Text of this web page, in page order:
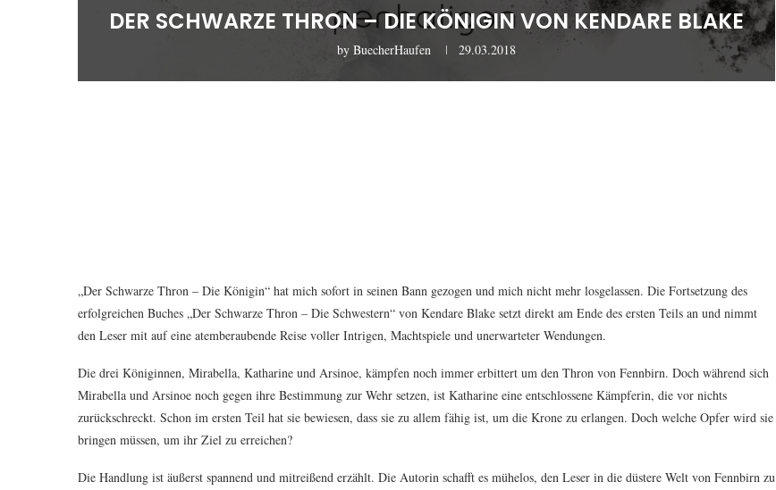
DER SCHWARZE THRON – DIE KÖNIGIN VON KENDARE BLAKE
by BuecherHaufen 29.03.2018
„Der Schwarze Thron – Die Königin“ hat mich sofort in seinen Bann gezogen und mich nicht mehr losgelassen. Die Fortsetzung des
erfolgreichen Buches „Der Schwarze Thron – Die Schwestern“ von Kendare Blake setzt direkt am Ende des ersten Teils an und nimmt
den Leser mit auf eine atemberaubende Reise voller Intrigen, Machtspiele und unerwarteter Wendungen.
Die drei Königinnen, Mirabella, Katharine und Arsinoe, kämpfen noch immer erbittert um den Thron von Fennbirn. Doch während sich
Mirabella und Arsinoe noch gegen ihre Bestimmung zur Wehr setzen, ist Katharine eine entschlossene Kämpferin, die vor nichts
zurückschreckt. Schon im ersten Teil hat sie bewiesen, dass sie zu allem fähig ist, um die Krone zu erlangen. Doch welche Opfer wird sie
bringen müssen, um ihr Ziel zu erreichen?
Die Handlung ist äußerst spannend und mitreißend erzählt. Die Autorin schafft es mühelos, den Leser in die düstere Welt von Fennbirn zu